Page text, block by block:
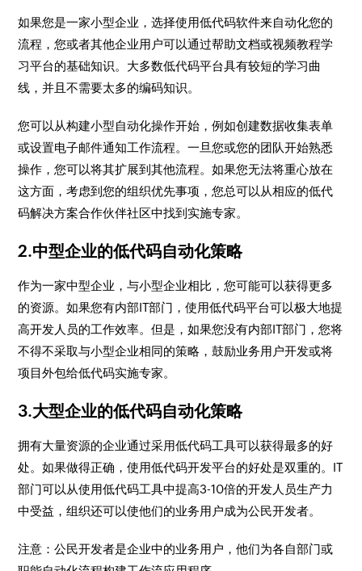
如果您是一家小型企业，选择使用低代码软件来自动化您的
流程，您或者其他企业用户可以通过帮助文档或视频教程学
习平台的基础知识。大多数低代码平台具有较短的学习曲
线，并且不需要太多的编码知识。
您可以从构建小型自动化操作开始，例如创建数据收集表单
或设置电子邮件通知工作流程。一旦您或您的团队开始熟悉
操作，您可以将其扩展到其他流程。如果您无法将重心放在
这方面，考虑到您的组织优先事项，您总可以从相应的低代
码解决方案合作伙伴社区中找到实施专家。
2.中型企业的低代码自动化策略
作为一家中型企业，与小型企业相比，您可能可以获得更多
的资源。如果您有内部IT部门，使用低代码平台可以极大地提
高开发人员的工作效率。但是，如果您没有内部IT部门，您将
不得不采取与小型企业相同的策略，鼓励业务用户开发或将
项目外包给低代码实施专家。
3.大型企业的低代码自动化策略
拥有大量资源的企业通过采用低代码工具可以获得最多的好
处。如果做得正确，使用低代码开发平台的好处是双重的。IT
部门可以从使用低代码工具中提高3-10倍的开发人员生产力
中受益，组织还可以使他们的业务用户成为公民开发者。
注意：公民开发者是企业中的业务用户，他们为各自部门或